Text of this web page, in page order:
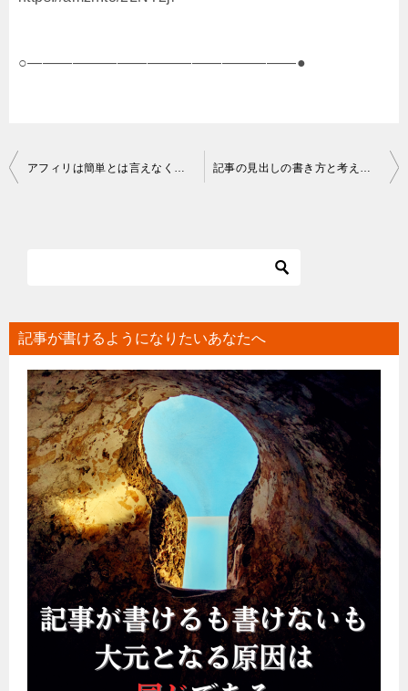
○――――――――――――――――――●
投
シ
記事が書けるようになりたいあなたへ